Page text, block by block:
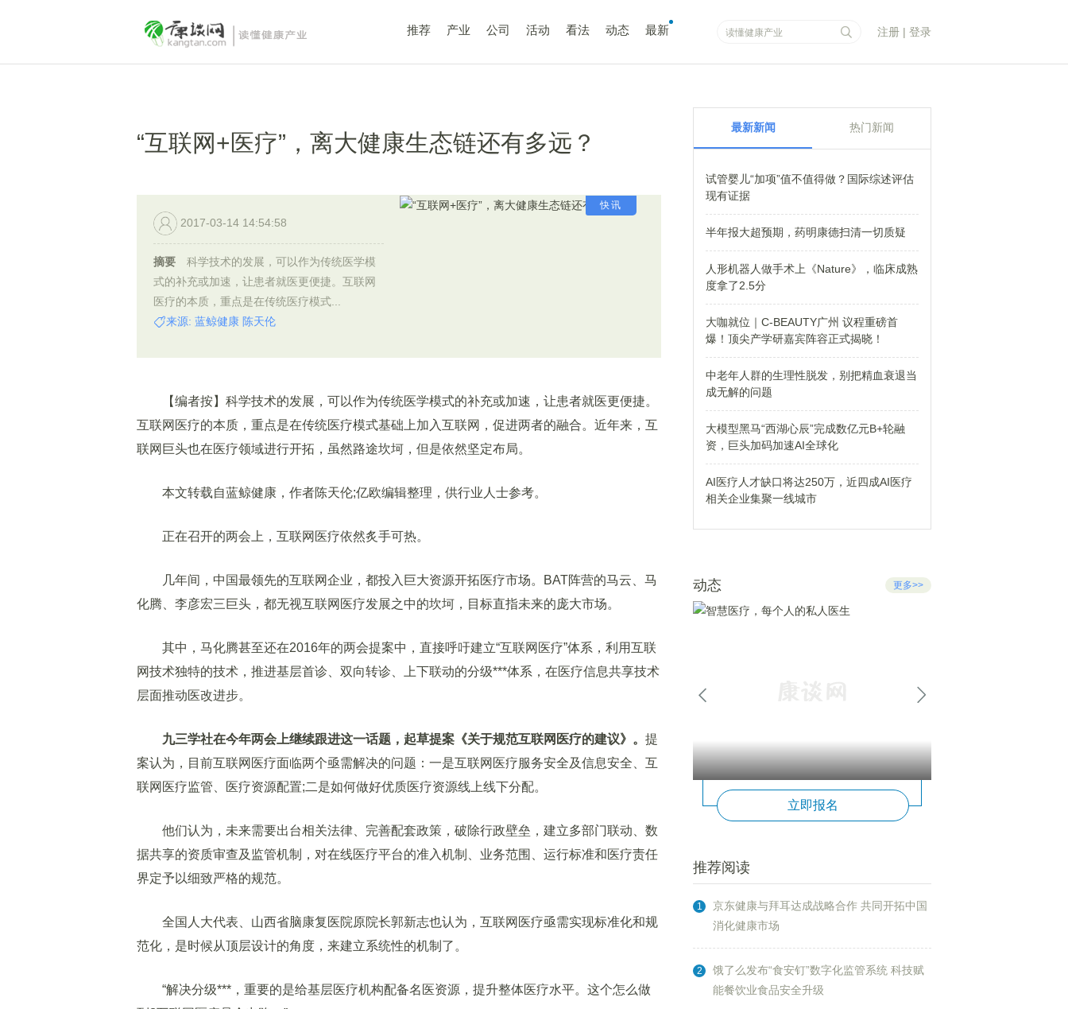
推荐 产业 公司 活动 看法 动态 最新 注册 | 登录
“互联网+医疗”，离大健康生态链还有多远？
快讯
2017-03-14 14:54:58
摘要
科学技术的发展，可以作为传统医学模
式的补充或加速，让患者就医更便捷。互联网
医疗的本质，重点是在传统医疗模式...
来源: 蓝鲸健康 陈天伦
【编者按】科学技术的发展，可以作为传统医学模式的补充或加速，让患者就医更便捷。
互联网医疗的本质，重点是在传统医疗模式基础上加入互联网，促进两者的融合。近年来，互
联网巨头也在医疗领域进行开拓，虽然路途坎坷，但是依然坚定布局。
本文转载自蓝鲸健康，作者陈天伦;亿欧编辑整理，供行业人士参考。
正在召开的两会上，互联网医疗依然炙手可热。
几年间，中国最领先的互联网企业，都投入巨大资源开拓医疗市场。BAT阵营的马云、马
化腾、李彦宏三巨头，都无视互联网医疗发展之中的坎坷，目标直指未来的庞大市场。
其中，马化腾甚至还在2016年的两会提案中，直接呼吁建立“互联网医疗”体系，利用互联
网技术独特的技术，推进基层首诊、双向转诊、上下联动的分级***体系，在医疗信息共享技术
层面推动医改进步。
九三学社在今年两会上继续跟进这一话题，起草提案《关于规范互联网医疗的建议》。 提
案认为，目前互联网医疗面临两个亟需解决的问题：一是互联网医疗服务安全及信息安全、互
联网医疗监管、医疗资源配置;二是如何做好优质医疗资源线上线下分配。
他们认为，未来需要出台相关法律、完善配套政策，破除行政壁垒，建立多部门联动、数
据共享的资质审查及监管机制，对在线医疗平台的准入机制、业务范围、运行标准和医疗责任
界定予以细致严格的规范。
全国人大代表、山西省脑康复医院原院长郭新志也认为，互联网医疗亟需实现标准化和规
范化，是时候从顶层设计的角度，来建立系统性的机制了。
“解决分级***，重要的是给基层医疗机构配备名医资源，提升整体医疗水平。这个怎么做
最新新闻 热门新闻
试管婴儿“加项”值不值得做？国际综述评估
现有证据
半年报大超预期，药明康德扫清一切质疑
人形机器人做手术上《Nature》，临床成熟
度拿了2.5分
大咖就位｜C-BEAUTY广州 议程重磅首
爆！顶尖产学研嘉宾阵容正式揭晓！
中老年人群的生理性脱发，别把精血衰退当
成无解的问题
大模型黑马“西湖心辰”完成数亿元B+轮融
资，巨头加码加速AI全球化
AI医疗人才缺口将达250万，近四成AI医疗
相关企业集聚一线城市
动态 更多>>
立即报名
推荐阅读
1
京东健康与拜耳达成战略合作 共同开拓中国
消化健康市场
2
饿了么发布“食安钉”数字化监管系统 科技赋
能餐饮业食品安全升级